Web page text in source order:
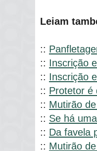
Leiam
::
:: Inscrição
:: Inscrição
:: Protetor é
:: Mutirão
:: Se há
:: Da favela
:: Mutirão